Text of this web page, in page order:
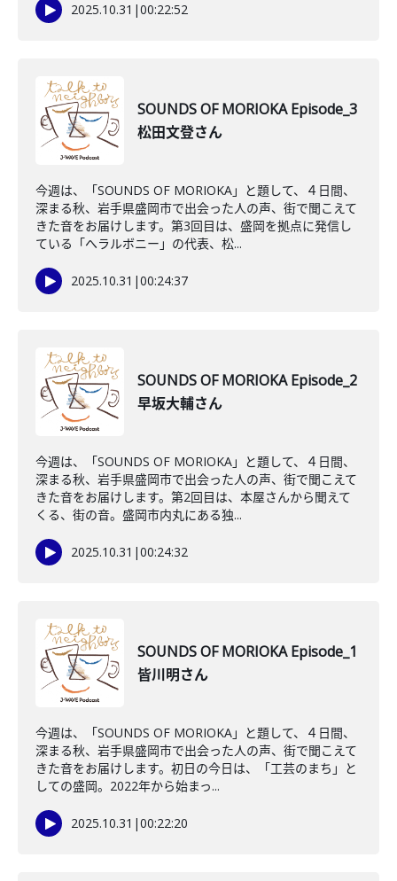
2025.10.31 |00:22:52
SOUNDS OF MORIOKA Episode_3
松田文登さん
今週は、「SOUNDS OF MORIOKA」と題して、４日間、
深まる秋、岩手県盛岡市で出会った人の声、街で聞こえて
きた音をお届けします。第3回目は、盛岡を拠点に発信し
ている「へラルボニー」の代表、松...
2025.10.31 |00:24:37
SOUNDS OF MORIOKA Episode_2
早坂大輔さん
今週は、「SOUNDS OF MORIOKA」と題して、４日間、
深まる秋、岩手県盛岡市で出会った人の声、街で聞こえて
きた音をお届けします。第2回目は、本屋さんから聞えて
くる、街の音。盛岡市内丸にある独...
2025.10.31 |00:24:32
SOUNDS OF MORIOKA Episode_1
皆川明さん
今週は、「SOUNDS OF MORIOKA」と題して、４日間、
深まる秋、岩手県盛岡市で出会った人の声、街で聞こえて
きた音をお届けします。初日の今日は、「工芸のまち」と
しての盛岡。2022年から始まっ...
2025.10.31 |00:22:20